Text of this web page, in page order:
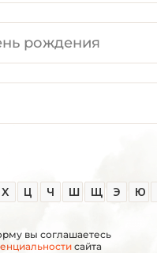
Х Ц Ч Ш Щ Э Ю
вы соглашаетесь
сайта